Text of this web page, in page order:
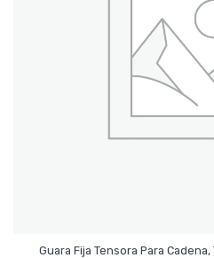
Guara Fija Tensora Para